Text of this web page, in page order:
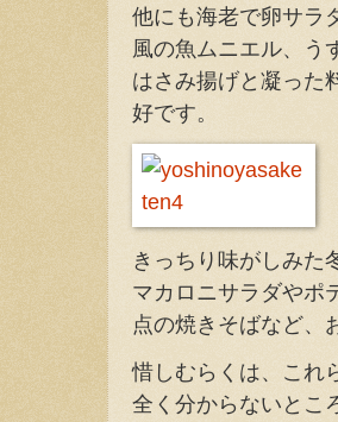
他にも海老で卵サラ
風の魚ムニエル、う
はさみ揚げと凝った
好です。
きっちり味がしみた
マカロニサラダやポ
点の焼きそばなど、
惜しむらくは、これ
全く分からないとこ